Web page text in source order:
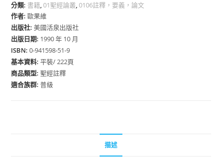
分類: 書籍,01聖經論叢,0106註釋，要義，論文
作者:歐果維
出版社:美國活泉出版社
出版日期: 1990 年 10 月
ISBN:0-941598-51-9
基本資料:平裝/ 222頁
商品類型:聖經註釋
適合族群:普級
描述